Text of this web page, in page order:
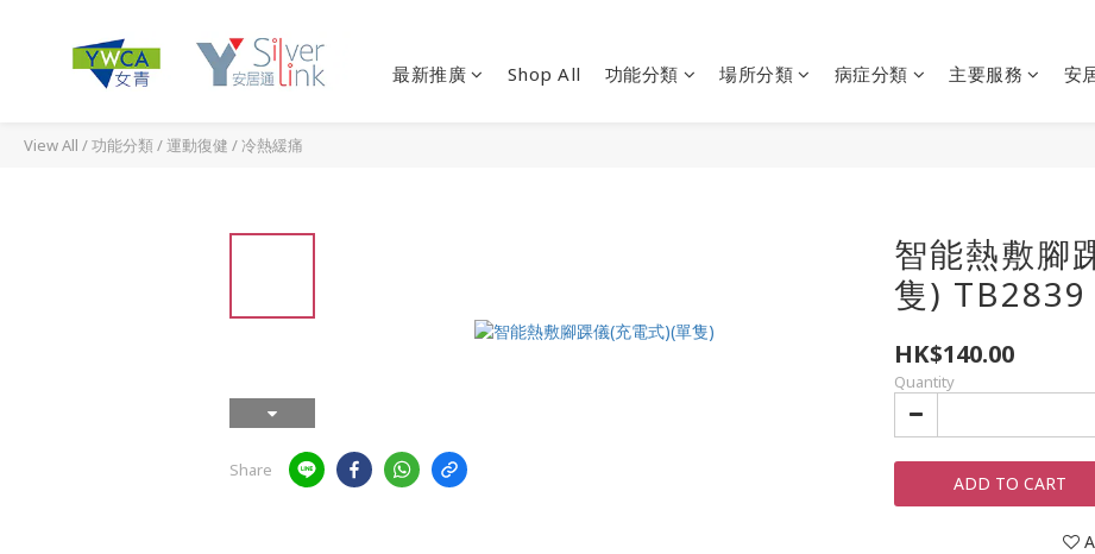
最新推廣 Shop All 功能分類 場所分類 病症分類 主要服務 安
View All /功能分類/運動復健 /冷熱緩痛
Share
智能熱敷腳
隻) TB2839
HK$140.00
Quantity
ADD TO CART